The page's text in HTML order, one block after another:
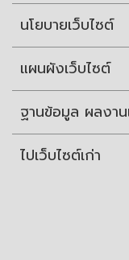
นโยบายเว็บไซต์
แผนผังเว็บไซต์
ฐานข้อมูล ผลงา
ไปเว็บไซต์เก่า